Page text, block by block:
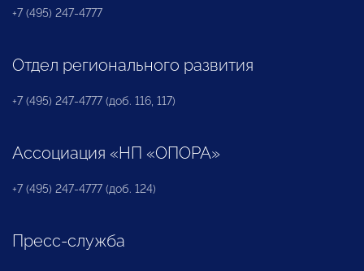
+7 (495) 247-4777
Отдел регионального развития
+7 (495) 247-4777 (доб. 116, 117)
Ассоциация «НП «ОПОРА»
+7 (495) 247-4777 (доб. 124)
Пресс-служба